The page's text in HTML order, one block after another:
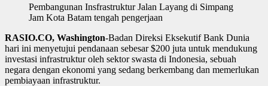
Pembangunan Insfrastruktur Jalan Layang di Simpang
Jam Kota Batam tengah pengerjaan
RASIO.CO, Washington-Badan Direksi Eksekutif Bank Dunia
hari ini menyetujui pendanaan sebesar $200 juta untuk mendukung
investasi infrastruktur oleh sektor swasta di Indonesia, sebuah
negara dengan ekonomi yang sedang berkembang dan memerlukan
pembiayaan infrastruktur.